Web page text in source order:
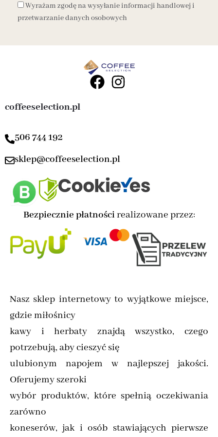
Wyrażam zgodę na wysyłanie informacji handlowej i
przetwarzanie danych osobowych
coffeeselection.pl
506 744 192
sklep@coffeeselection.pl
Bezpiecznie płatnościrealizowane przez:
Nasz sklep internetowy to wyjątkowe miejsce,
gdzie miłośnicy
kawy i herbaty znajdą wszystko, czego
potrzebują, aby cieszyć się
ulubionym napojem w najlepszej jakości.
Oferujemy szeroki
wybór produktów, które spełnią oczekiwania
zarówno
koneserów, jak i osób stawiających pierwsze